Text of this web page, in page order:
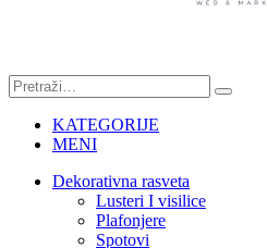
KATEGORIJE
MENI
Dekorativna rasveta
Lusteri I visilice
Plafonjere
Spotovi